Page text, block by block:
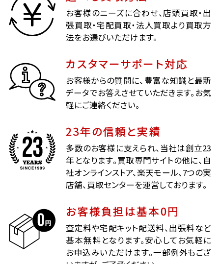
お客様のニーズに合わせ、店頭買取・出
張買取・宅配買取・法人買取より買取方
法をお選びいただけます。
カスタマーサポート対応
お客様からの質問に、豊富な知識と最新
データでお答えさせていただきます。お気
軽にご連絡ください。
23年の信頼と実績
多数のお客様に支えられ、当社は創立23
年となります。買取専門サイトの他に、自
社オンラインストア、楽天モール、7つの実
店舗、買取センターを運営しております。
お客様負担は基本0円
査定料や宅配キット配送料、出張料など
基本無料となります。安心してお気軽に
お申込みいただけます。一部例外もござ